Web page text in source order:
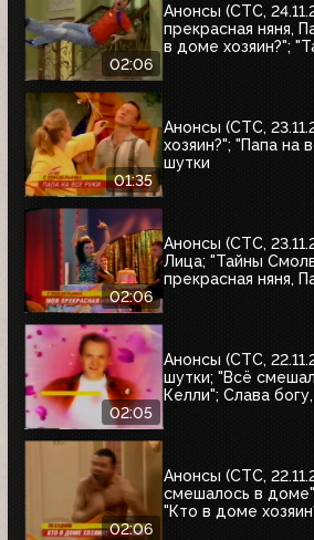
02:06
Анонсы (СТС,
прекрасная няня,
в доме хозяин?";
01:35
Анонсы (СТС,
хозяин?"; "Папа на
шутки
02:06
Анонсы (СТС,
Лица; "Тайны
прекрасная няня,
02:05
Анонсы (СТС,
шутки; "Всё
Келли"; Слава
02:06
Анонсы (СТС,
смешалось в
"Кто в доме